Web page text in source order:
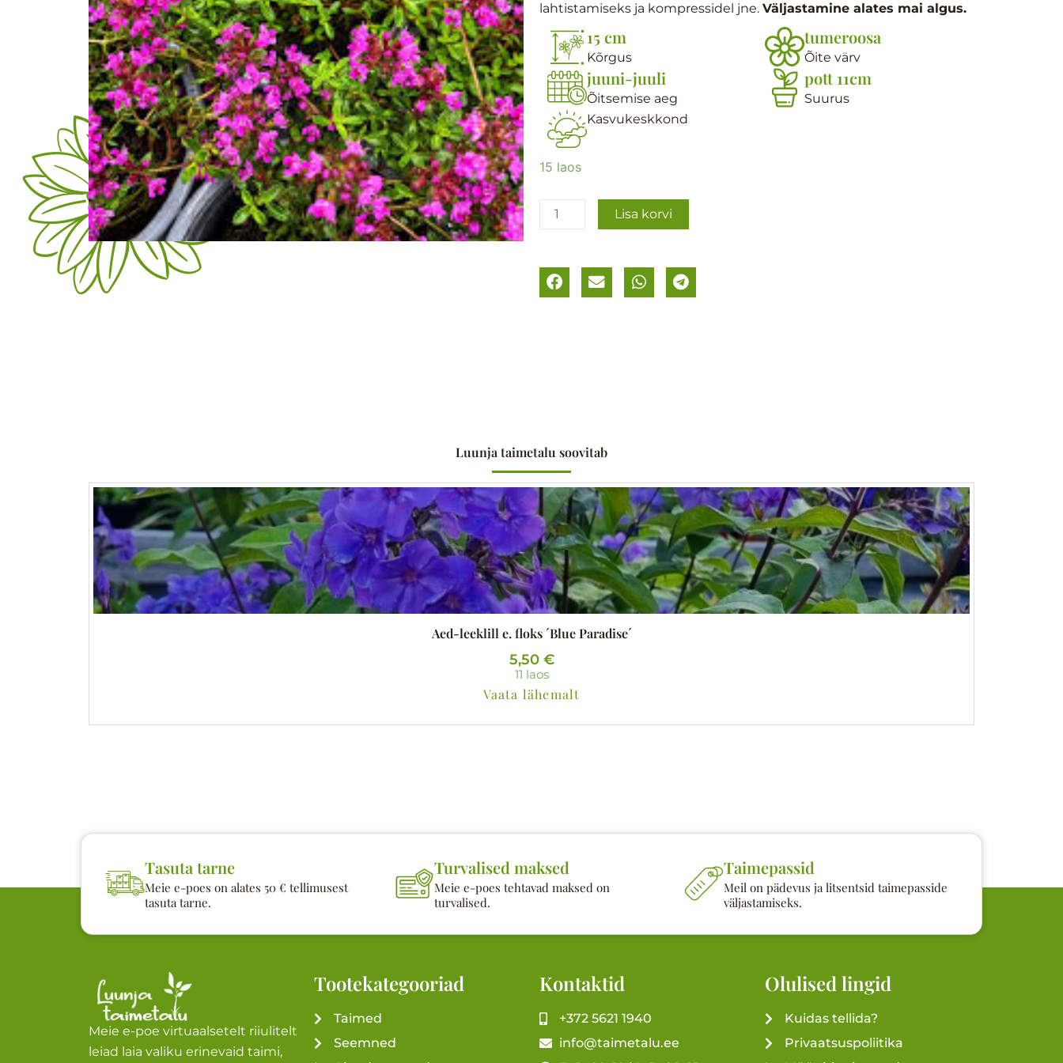
lahtistamiseks ja kompressidel jne. Väljastamine alates mai algus.
15 cm
Kõrgus
juuni-juuli
Õitsemise aeg
Kasvukeskkond
tumeroosa
Õite värv
pott 11cm
Suurus
15 laos
Varane
tüümian
Red
Lisa korvi
Luunja taimetalu soovitab
Aed-leeklill e. floks ´Blue Paradise´
5,50 €
11 laos
Vaata lähemalt
Tasuta tarne
Meie e-poes on alates 50 € tellimusest
tasuta tarne.
Turvalised maksed
Meie e-poes tehtavad maksed on
turvalised.
Taimepassid
Meil on pädevus ja litsentsid taimepasside
väljastamiseks.
Meie e-poe virtuaalsetelt riiulitelt
leiad laia valiku erinevaid taimi,
Tootekategooriad
Taimed
Seemned
Kontaktid
+372 5621 1940
info@taimetalu.ee
Olulised lingid
Kuidas tellida?
Privaatsuspoliitika